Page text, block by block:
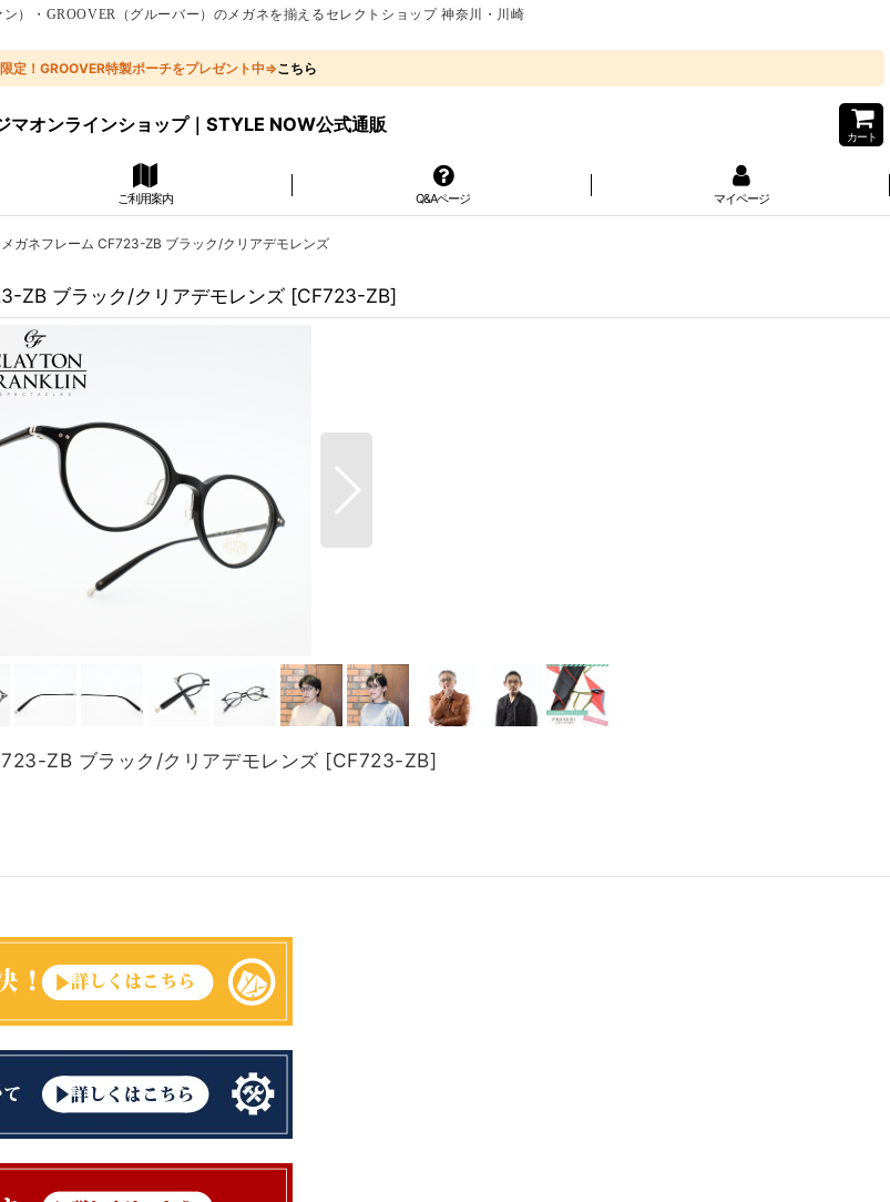
）・GROOVER（グルーバー）のメガネを揃えるセレクトショップ 神奈川・川崎
定！GROOVER特製ポーチをプレゼント中⇒こちら
マオンラインショップ｜STYLE NOW公式通販
カート
ご利用案内 Q&Aページ マイページ
ガネフレーム CF723-ZB ブラック/クリアデモレンズ
ZB ブラック/クリアデモレンズ [CF723-ZB]
ZB ブラック/クリアデモレンズ [CF723-ZB]